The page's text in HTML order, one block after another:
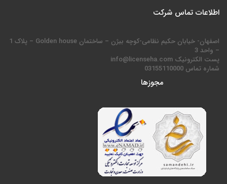
اطلاعات تماس شرکت
اصفهان- خیابان حکیم نظامی-کوچه بیژن – ساختمان Golden house – پلاک 1
– واحد 3
پست الکترونیک info@licenseha.com
شماره تماس 03155110000
مجوزها